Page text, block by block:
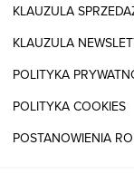
KLAUZULA
KLAUZULA
POLITYKA
POLITYKA COOKIES
POSTANOWIENIA